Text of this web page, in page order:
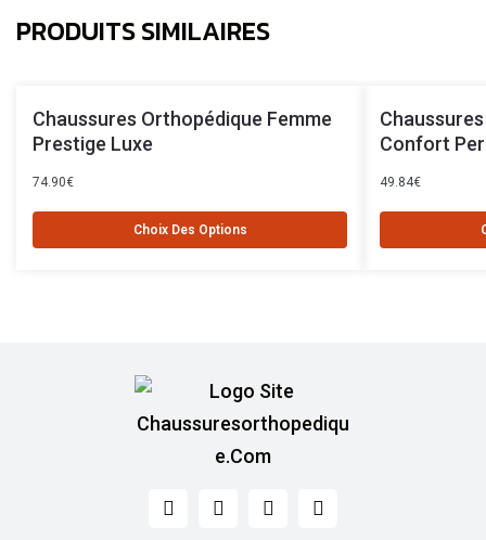
PRODUITS SIMILAIRES
Chaussures Orthopédique Femme
Prestige Luxe
74.90€
Choix Des Options
Confort
49.84€